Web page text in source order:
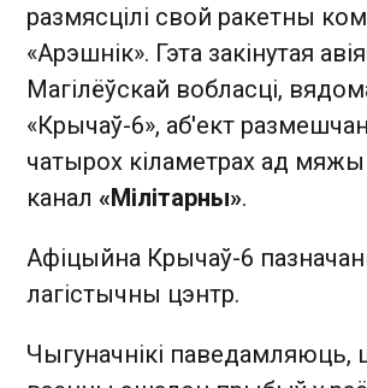
размясцілі свой ракетны
«Арэшнік». Гэта закінутая
Магілёўскай вобласці,
«Крычаў-6», аб'ект
чатырох кіламетрах ад
канал «Мілітарны».
Афіцыйна Крычаў-6
лагістычны цэнтр.
Чыгуначнікі паведамляюць,